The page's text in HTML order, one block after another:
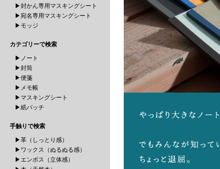
▶封かん専用マスキングシート
▶宛名専用マスキングシート
▶モッジ
カテゴリーで検索
▶ノート
▶封筒
▶便箋
▶メモ帳
▶マスキングシート
▶紙バッチ
手触りで検索
▶革（しっとり感）
▶ワックス（ぬるぬる感）
▶エンボス（立体感）